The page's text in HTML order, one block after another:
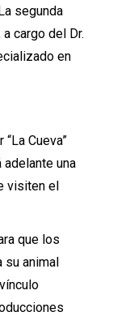
segunda
cargo del Dr.
en
Cueva”
una
visiten el
que los
su animal